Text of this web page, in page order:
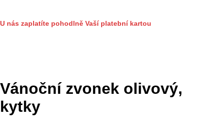
U nás zaplatíte pohodlně Vaší platební kartou
Vánoční zvonek olivový,
kytky